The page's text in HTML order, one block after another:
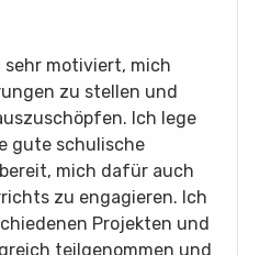
sehr motiviert, mich
zu stellen und
Ich lege
gute schulische
mich dafür auch
zu engagieren. Ich
Projekten und
teilgenommen und